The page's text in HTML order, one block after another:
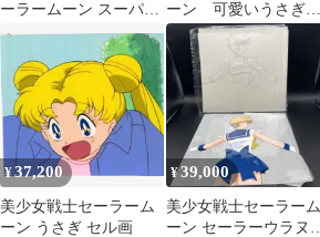
ーラームーン スーパー
セーラーちびムーン
ーン 可愛いうさぎカ
ード
¥37,200
美少女戦士セーラーム
ーン うさぎ セル画
¥39,000
美少女戦士セーラーム
ーン セーラーウラヌス